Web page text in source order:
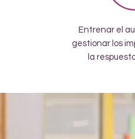
Entrenar el
gestionar los
la